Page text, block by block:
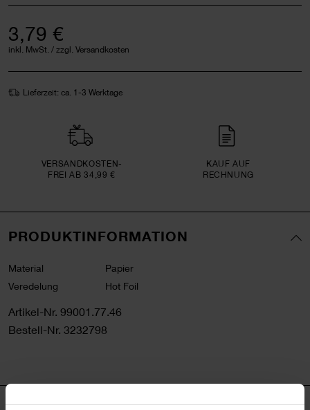
3,79 €
inkl. MwSt. / zzgl. Versandkosten
Lieferzeit: ca. 1-3 Werktage
VERSAND­KOSTEN­
FREI AB 34,99 €
KAUF AUF
RECHNUNG
PRODUKTINFORMATION
Material
Papier
Veredelung
Hot Foil
Artikel-Nr. 99001.77.46
Bestell-Nr. 3232798